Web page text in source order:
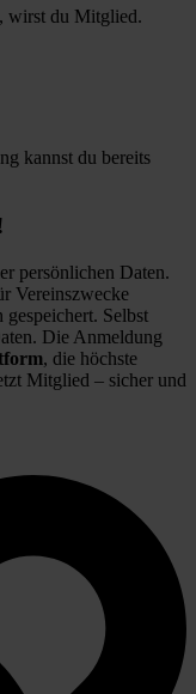
wirst du Mitglied.
kannst du bereits
persönlichen Daten.
Vereinszwecke
Selbst
Die Anmeldung
, die höchste
Mitglied – sicher und